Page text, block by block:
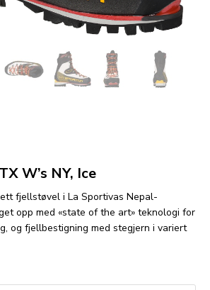
W’s NY, Ice
fjellstøvel i La Sportivas Nepal-
opp med «state of the art» teknologi for
og fjellbestigning med stegjern i variert